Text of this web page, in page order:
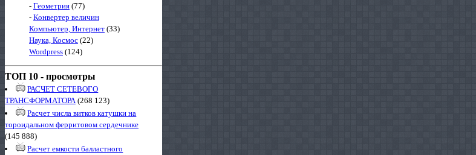
- Геометрия (77)
- Конвертер величин
Компьютер, Интернет (33)
Наука, Космос (22)
Wordpress (124)
ТОП 10 - просмотры
РАСЧЕТ СЕТЕВОГО
ТРАНСФОРМАТОРА(268 123)
Расчет числа витков катушки на
тороидальном ферритовом сердечнике
(145 888)
Расчет емкости балластного